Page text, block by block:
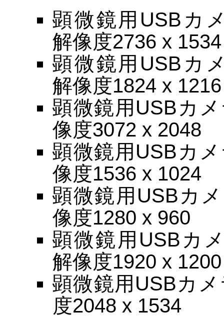
顕微鏡用USBカ
解像度2736 x 1534
顕微鏡用USBカ
解像度1824 x 1216
顕微鏡用USBカ
像度3072 x 2048
顕微鏡用USBカ
像度1536 x 1024
顕微鏡用USBカ
像度1280 x 960
顕微鏡用USBカ
解像度1920 x 1200
顕微鏡用USBカ
度2048 x 1534